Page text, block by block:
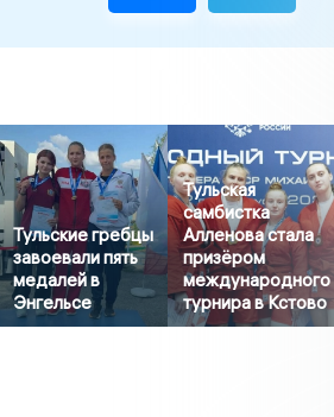
Тульские гребцы
завоевали пять
медалей в
Энгельсе
Тульская
самбистка
Алленова стала
призёром
международного
турнира в Кстово